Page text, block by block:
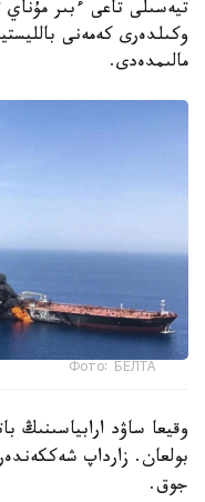
تيەسىلى تاعى ءبىر
وكىلدەرى كەمەنى
مالىمدەدى.
Фото: БЕЛТА
وقيعا ساۋد ارابياسىنىڭ
بولعان. زارداپ شەككەندەر
جوق.